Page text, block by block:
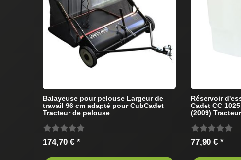
Balayeuse pour pelouse Largeur de
travail 96 cm adapté pour CubCadet
Tracteur de pelouse
174,70 € *
Réservoir
Cadet CC
(2009)
77,90 € *